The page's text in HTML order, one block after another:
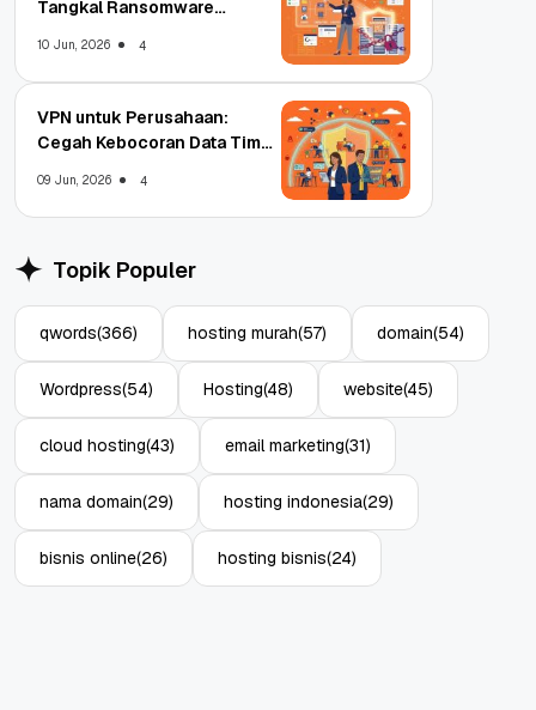
Tangkal Ransomware
10 Jun, 2026 4
VPN untuk Perusahaan:
Cegah Kebocoran Data Tim
09 Jun, 2026 4
Topik Populer
qwords(366) hosting murah(57) domain(54)
Wordpress(54) Hosting(48) website(45)
cloud hosting(43) email marketing(31)
nama domain(29) hosting indonesia(29)
bisnis online(26) hosting bisnis(24)